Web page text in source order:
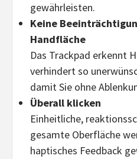
gewährleisten.
Keine
Handfläche
Das Trackpad erkennt
verhindert so
damit Sie ohne
Überall klicken
Einheitliche,
gesamte Oberfläche
haptisches Feedback